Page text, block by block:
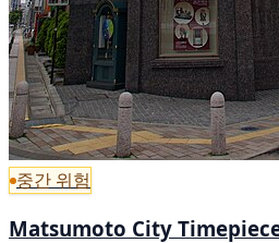
중간 위험
Matsumoto City